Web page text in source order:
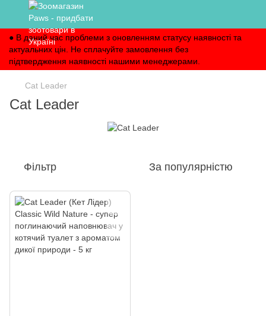
● В даний час проблеми з оновленням статусу наявності та
актуальних цін. Не сплачуйте замовлення без
підтвердження наявності нашими менеджерами.
Cat Leader
Cat Leader
Фільтр За популярністю